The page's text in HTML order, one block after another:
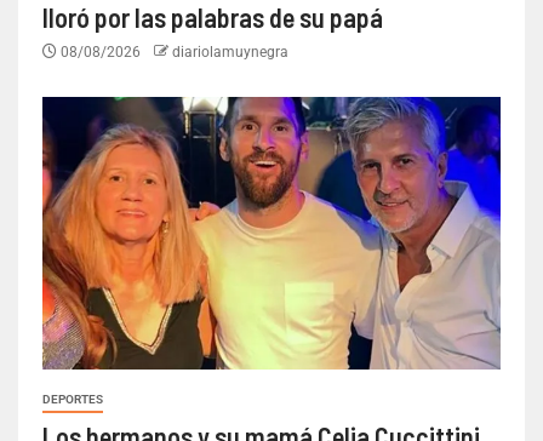
lloró por las palabras de su papá
08/08/2026 diariolamuynegra
DEPORTES